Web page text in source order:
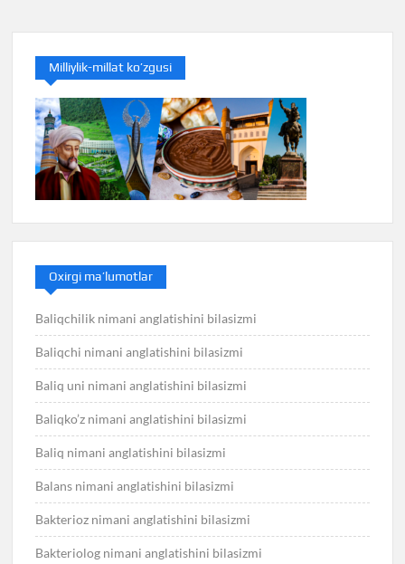
Milliylik-millat ko’zgusi
Oxirgi ma’lumotlar
Baliqchilik nimani anglatishini bilasizmi
Baliqchi nimani anglatishini bilasizmi
Baliq uni nimani anglatishini bilasizmi
Baliqko’z nimani anglatishini bilasizmi
Baliq nimani anglatishini bilasizmi
Balans nimani anglatishini bilasizmi
Bakterioz nimani anglatishini bilasizmi
Bakteriolog nimani anglatishini bilasizmi